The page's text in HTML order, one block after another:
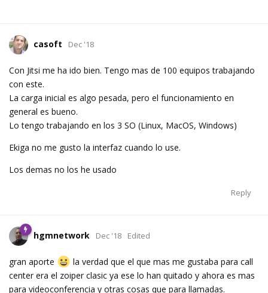
casoft Dec '18
Con Jitsi me ha ido bien. Tengo mas de 100 equipos trabajando
con este.
La carga inicial es algo pesada, pero el funcionamiento en
general es bueno.
Lo tengo trabajando en los 3 SO (Linux, MacOS, Windows)
Ekiga no me gusto la interfaz cuando lo use.
Los demas no los he usado
Reply
hgmnetwork Dec '18 Edited
gran aporte
la verdad que el que mas me gustaba para call
center era el zoiper clasic ya ese lo han quitado y ahora es mas
para videoconferencia y otras cosas que para llamadas.